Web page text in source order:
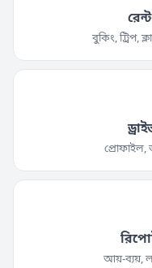
বুকিং, ট্রিপ,
প্রোফাইল,
আয়-ব্যয়,